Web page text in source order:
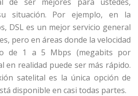
situación. Por ejemplo, en la
DSL es un mejor servicio general
pero en áreas donde la velocidad
de 1 a 5 Mbps (megabits por
en realidad puede ser más rápido.
satelital es la única opción de
disponible en casi todas partes.